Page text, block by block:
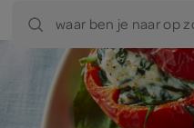
waar ben je naar op